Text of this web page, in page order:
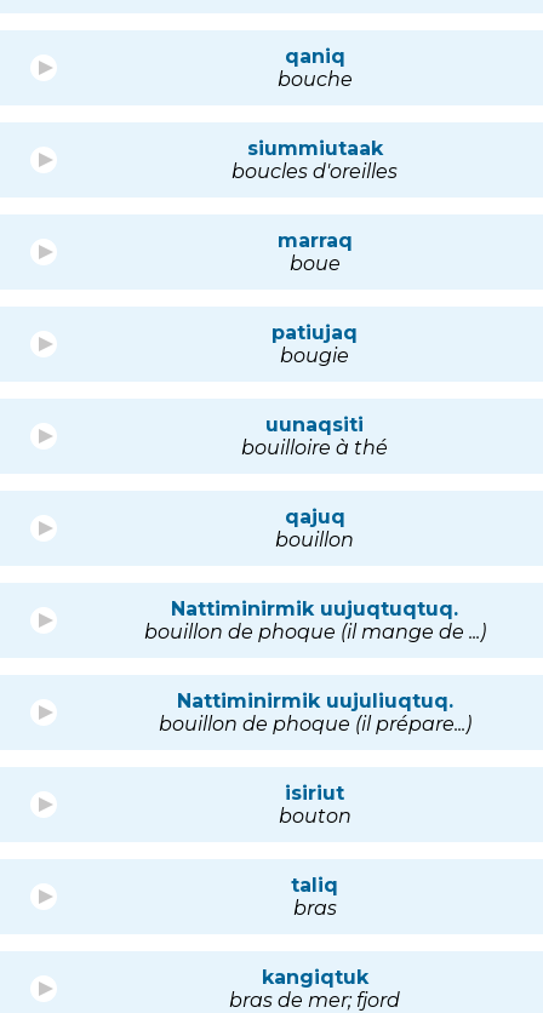
qaniq
bouche
siummiutaak
boucles d'oreilles
marraq
boue
patiujaq
bougie
uunaqsiti
bouilloire à thé
qajuq
bouillon
Nattiminirmik uujuqtuqtuq.
bouillon de phoque (il mange de ...)
Nattiminirmik uujuliuqtuq.
bouillon de phoque (il prépare...)
isiriut
bouton
taliq
bras
kangiqtuk
bras de mer; fjord